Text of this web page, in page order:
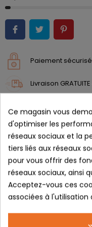
Paiement
Livraison
Politique retours
Donnez votre avis
DESCRIPTION
Lunette au
Ce magasin vous
d'optimiser les
réseaux sociaux et la
tiers liés aux réseaux
pour vous offrir des
réseaux sociaux, ainsi
Acceptez-vous ces
associées à l'utilisation